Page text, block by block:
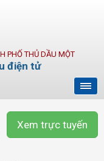
PHỐ THỦ DẦU MỘT
điện tử
Xem trực tuyến